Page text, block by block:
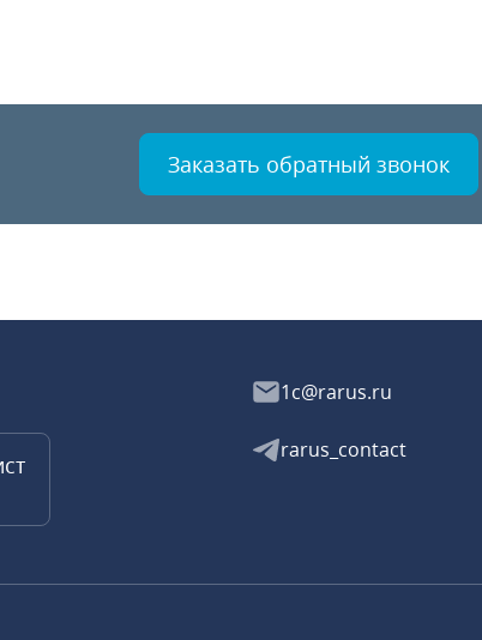
Заказать обратный звонок
1c@rarus.ru
rarus_contact